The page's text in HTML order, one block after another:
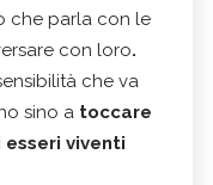
che parla con le
con loro.
che va
sino a toccare
viventi